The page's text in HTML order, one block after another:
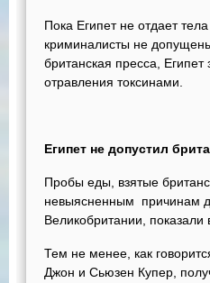
Пока Египет не отдает
криминалисты не
британская пресса,
отравления токсинами.
Египет не допустил
Пробы еды, взятые
невыясненным причинам
Великобритании,
Тем не менее, как
Джон и Сьюзен Купер,